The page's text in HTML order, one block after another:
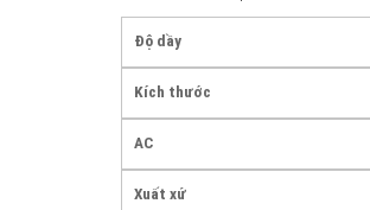
Độ dầy
Kích thước
AC
Xuất xứ